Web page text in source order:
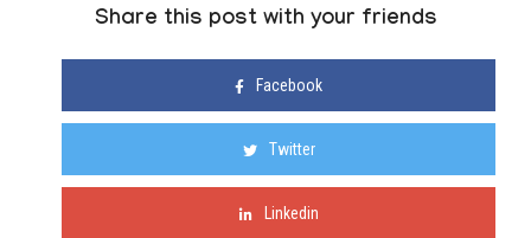
Share this post with your friends
Facebook
Twitter
Linkedin